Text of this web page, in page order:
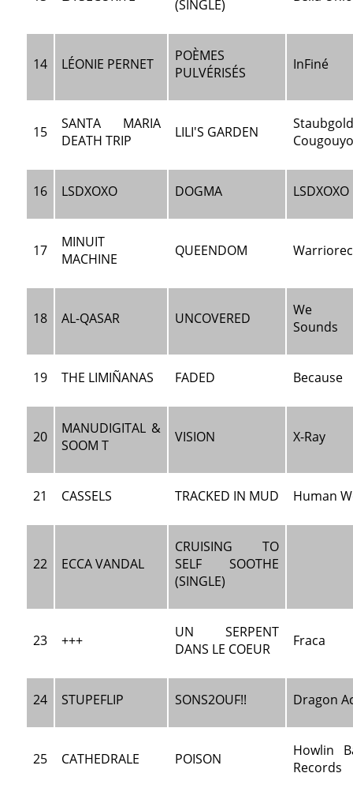
(SINGLE)
14 LÉONIE PERNET
POÈMES
PULVÉRISÉS
InFiné
15
SANTA MARIA
DEATH TRIP
LILI'S GARDEN
16 LSDXOXO DOGMA LSDXOXO
17
MINUIT
MACHINE
QUEENDOM
18 AL-QASAR UNCOVERED
We
Sounds
19 THE LIMIÑANAS FADED Because
20
MANUDIGITAL &
SOOM T
VISION X-Ray
21 CASSELS TRACKED IN MUD Human
22 ECCA VANDAL
CRUISING TO
SELF SOOTHE
(SINGLE)
23 +++
UN SERPENT
DANS LE COEUR
Fraca
24 STUPEFLIP SONS2OUF!! Dragon
25 CATHEDRALE POISON
Howlin
Records